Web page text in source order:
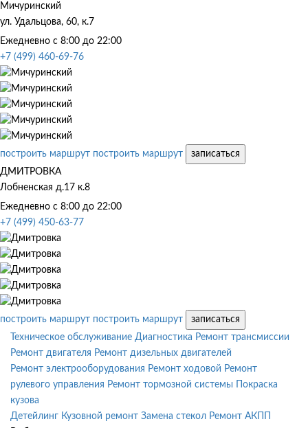
Мичуринский
ул. Удальцова, 60, к.7
Ежедневно с 8:00 до 22:00
+7 (499) 460-69-76
построить маршрут построить маршрут
записаться
ДМИТРОВКА
Лобненская д.17 к.8
Ежедневно с 8:00 до 22:00
+7 (499) 450-63-77
построить маршрут построить маршрут
записаться
Техническое обслуживание Диагностика Ремонт трансмиссии
Ремонт двигателя Ремонт дизельных двигателей
Ремонт электрооборудования Ремонт ходовой Ремонт
рулевого управления Ремонт тормозной системы
Покраска
кузова
Детейлинг Кузовной ремонт Замена стекол Ремонт АКПП